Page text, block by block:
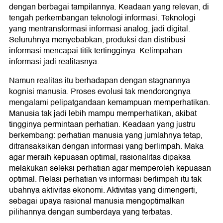
dengan berbagai tampilannya. Keadaan yang relevan, di
tengah perkembangan teknologi informasi. Teknologi
yang mentransformasi informasi analog, jadi digital.
Seluruhnya menyebabkan, produksi dan distribusi
informasi mencapai titik tertingginya. Kelimpahan
informasi jadi realitasnya.
Namun realitas itu berhadapan dengan stagnannya
kognisi manusia. Proses evolusi tak mendorongnya
mengalami pelipatgandaan kemampuan memperhatikan.
Manusia tak jadi lebih mampu memperhatikan, akibat
tingginya permintaan perhatian. Keadaan yang justru
berkembang: perhatian manusia yang jumlahnya tetap,
ditransaksikan dengan informasi yang berlimpah. Maka
agar meraih kepuasan optimal, rasionalitas dipaksa
melakukan seleksi perhatian agar memperoleh kepuasan
optimal. Relasi perhatian vs informasi berlimpah itu tak
ubahnya aktivitas ekonomi. Aktivitas yang dimengerti,
sebagai upaya rasional manusia mengoptimalkan
pilihannya dengan sumberdaya yang terbatas.